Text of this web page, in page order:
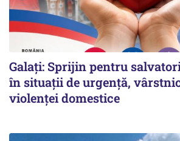
Galați: Sprijin pentru
în situații de urgență,
violenței domestice